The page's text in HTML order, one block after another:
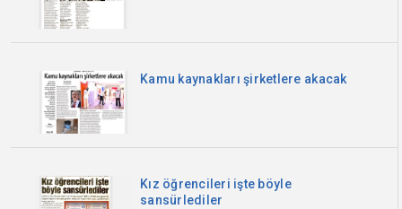
Kamu kaynakları şirketlere akacak
Kız öğrencileri işte böyle
sansürlediler